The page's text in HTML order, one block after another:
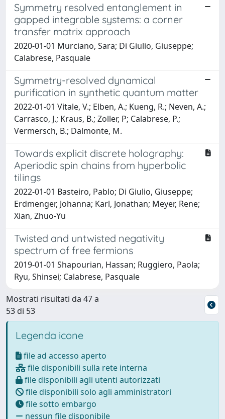
Symmetry resolved entanglement in
gapped integrable systems: a corner
transfer matrix approach
2020-01-01 Murciano, Sara; Di Giulio, Giuseppe;
Calabrese, Pasquale
Symmetry-resolved dynamical
purification in synthetic quantum matter
2022-01-01 Vitale, V.; Elben, A.; Kueng, R.; Neven, A.;
Carrasco, J.; Kraus, B.; Zoller, P; Calabrese, P.;
Vermersch, B.; Dalmonte, M.
Towards explicit discrete holography:
Aperiodic spin chains from hyperbolic
tilings
2022-01-01 Basteiro, Pablo; Di Giulio, Giuseppe;
Erdmenger, Johanna; Karl, Jonathan; Meyer, Rene;
Xian, Zhuo-Yu
Twisted and untwisted negativity
spectrum of free fermions
2019-01-01 Shapourian, Hassan; Ruggiero, Paola;
Ryu, Shinsei; Calabrese, Pasquale
Mostrati risultati da 47 a
53 di 53
Legenda icone
file ad accesso aperto
file disponibili sulla rete interna
file disponibili agli utenti autorizzati
file disponibili solo agli amministratori
file sotto embargo
nessun file disponibile